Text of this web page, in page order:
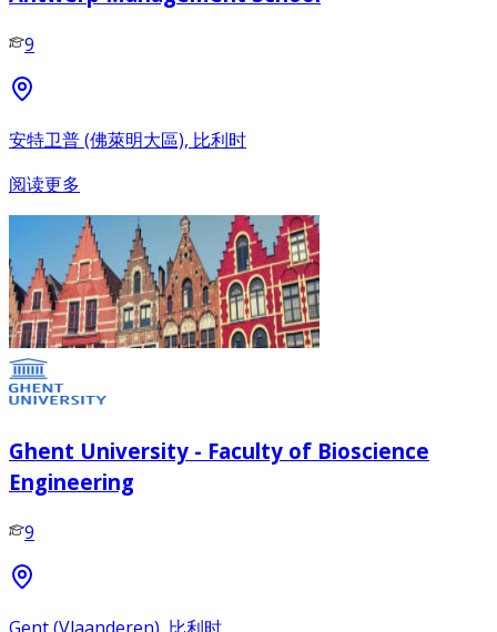
9
安特卫普 (佛萊明大區), 比利时
阅读更多
Ghent University - Faculty of Bioscience
Engineering
9